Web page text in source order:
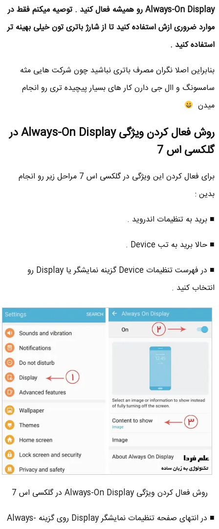
Always-On Display رو همیشه فعال کنید . توصیه میکنم فقط در
موارد ضروری ازش استفاده کنید تا از شارژ باتری تون خیلی بهینه تر
استفاده کنید .
بنابراین اصلا نگران مصرف باتری نباشید چون شرکت هایی مثه
سامسونگ و اال جی دارن کار های بسیار پیچیده تری رو انجام
میدن
روش فعال کردن ویژگی Always-On Display در
گلکسی اس 7
برای فعال کردن این ویژگی در گلکسی اس 7 مراحل زیر رو انجام
بدین :
■ برید به تنظیمات اندروید .
■ حالا برید به تب Device .
■ در فهرست تنظیمات Device گزینه نمایشگر یا Display رو
انتخاب کنید .
روش فعال کردن ویژگی Always-On Display در گلکسی اس 7
■ در انتهای صفحه تنظیمات نمایشگر Display روی گزینه Always-